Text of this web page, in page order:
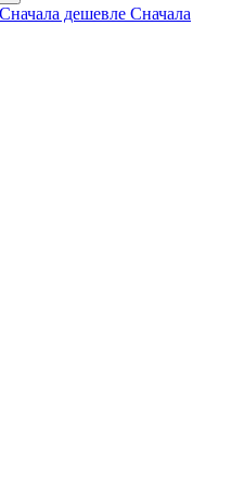
Zoom
HD
Сначала дешевле Сначала